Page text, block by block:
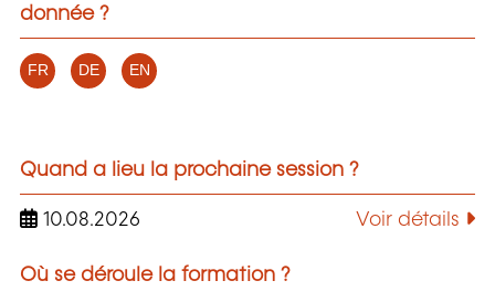
donnée ?
FR DE EN
Quand a lieu la prochaine session ?
10.08.2026 Voir détails
Où se déroule la formation ?